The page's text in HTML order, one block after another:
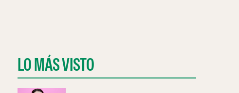
LO MÁS VISTO